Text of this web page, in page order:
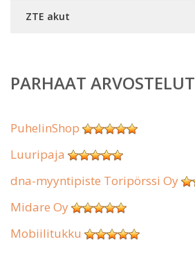
ZTE akut
PARHAAT ARVOSTELUT
PuhelinShop
Luuripaja
dna-myyntipiste Toripörssi Oy
Midare Oy
Mobiilitukku